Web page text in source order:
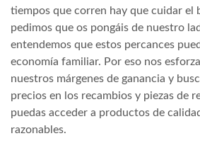
tiempos que corren hay que cuidar el
pedimos que os pongáis de nuestro
entendemos que estos percances
economía familiar. Por eso nos
nuestros márgenes de ganancia y
precios en los recambios y piezas de
puedas acceder a productos de
razonables.